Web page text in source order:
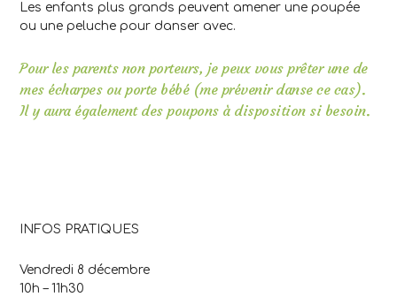
Les enfants plus grands peuvent amener une poupée
ou une peluche pour danser avec.
Pour les parents non porteurs, je peux vous prêter une de
mes écharpes ou porte bébé (me prévenir danse ce cas).
Il y aura également des poupons à disposition si besoin.
INFOS PRATIQUES
Vendredi 8 décembre
10h – 11h30